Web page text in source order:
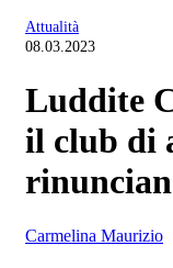
Attualità
08.03.2023
Luddite
il club di
Carmelina Maurizio